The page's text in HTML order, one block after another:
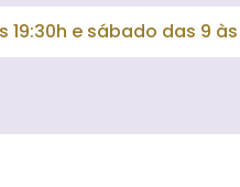
e sábado das 9 às